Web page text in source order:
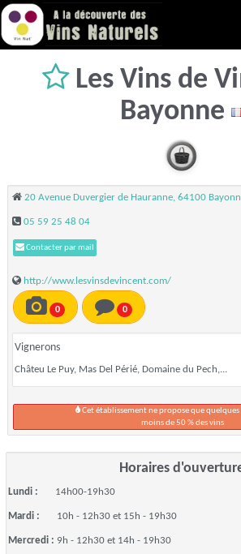
Les Vins de
Bayonne
20 Avenue Duvergier de Hauranne, 64100
05 59 25 48 04
Contacter par mail
http://www.lesvinsdevincent.com/
0 0
Vignerons
Châteu Le Puy, Mas Del Périé, Domaine du Pech,...
Cet établissement ne propose que
moins de 50 % des vins
Horaires
Lundi : 14h00-19h30
Mardi : 10h - 12h30 et 15h - 19h30
Mercredi : 9h - 12h30 et 14h - 19h30